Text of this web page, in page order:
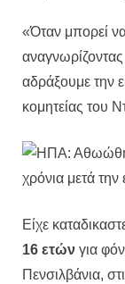
«Όταν μπορεί
αδράξουμε την
κομητείας του
Είχε
16 ετών για
Πενσιλβάνια,